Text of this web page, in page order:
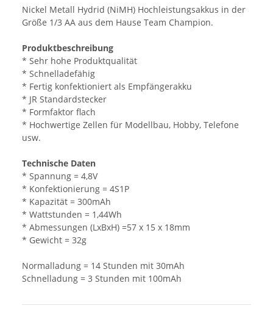
Nickel Metall Hydrid (NiMH) Hochleistungsakkus in der
Größe 1/3 AA aus dem Hause Team Champion.
Produktbeschreibung
* Sehr hohe Produktqualität
* Schnelladefähig
* Fertig konfektioniert als Empfängerakku
* JR Standardstecker
* Formfaktor flach
* Hochwertige Zellen für Modellbau, Hobby, Telefone
usw.
Technische Daten
* Spannung = 4,8V
* Konfektionierung = 4S1P
* Kapazität = 300mAh
* Wattstunden = 1,44Wh
* Abmessungen (LxBxH) =57 x 15 x 18mm
* Gewicht = 32g
Normalladung = 14 Stunden mit 30mAh
Schnelladung = 3 Stunden mit 100mAh